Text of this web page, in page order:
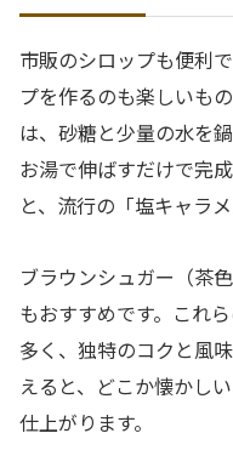
市販のシロップも便利
プを作るのも楽しいも
は、砂糖と少量の水を
お湯で伸ばすだけで完
と、流行の「塩キャラ
ブラウンシュガー（茶
もおすすめです。これ
多く、独特のコクと風
えると、どこか懐かし
仕上がります。